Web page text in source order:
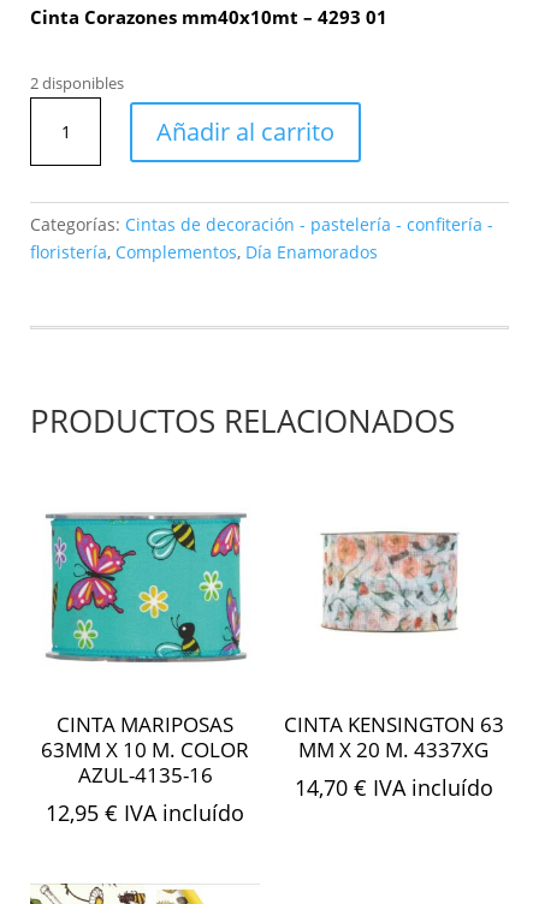
Cinta Corazones mm40x10mt – 4293 01
2 disponibles
Corazones
mm40x10mt
4293
01
Añadir al carrito
Categorías: Cintas de decoración - pastelería - confitería -
floristería, Complementos, Día Enamorados
PRODUCTOS RELACIONADOS
CINTA MARIPOSAS
63MM X 10 M. COLOR
AZUL-4135-16
12,95€ IVA incluído
CINTA KENSINGTON 63
MM X 20 M. 4337XG
14,70 € IVA incluído